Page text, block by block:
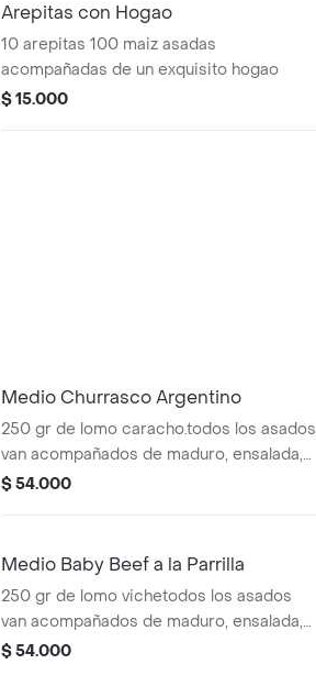
Arepitas con Hogao
10 arepitas 100 maiz asadas
acompañadas de un exquisito hogao
$ 15.000
Medio Churrasco Argentino
250 gr de lomo caracho.todos los asados
van acompañados de maduro, ensalada,
papas .
$ 54.000
Medio Baby Beef a la Parrilla
250 gr de lomo vichetodos los asados
van acompañados de maduro, ensalada,
papas .
$ 54.000